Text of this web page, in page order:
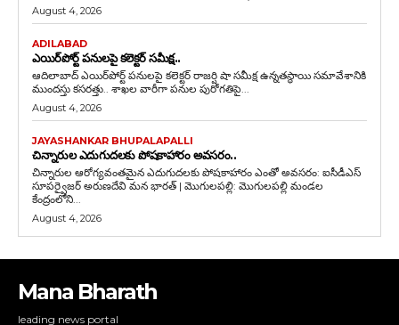
August 4, 2026
ADILABAD
ఎయిర్‌పోర్ట్ పనులపై కలెక్టర్ సమీక్ష..
ఆదిలాబాద్ ఎయిర్‌పోర్ట్ పనులపై కలెక్టర్ రాజర్షి షా సమీక్ష ఉన్నతస్థాయి సమావేశానికి
ముందస్తు కసరత్తు.. శాఖల వారీగా పనుల పురోగతిపై...
August 4, 2026
JAYASHANKAR BHUPALAPALLI
చిన్నారుల ఎదుగుదలకు పోషకాహారం అవసరం..
చిన్నారుల ఆరోగ్యవంతమైన ఎదుగుదలకు పోషకాహారం ఎంతో అవసరం: ఐసీడీఎస్
సూపర్వైజర్ అరుణదేవి మన భారత్ | మొగులపల్లి: మొగులపల్లి మండల
కేంద్రంలోని...
August 4, 2026
Mana Bharath
leading news portal